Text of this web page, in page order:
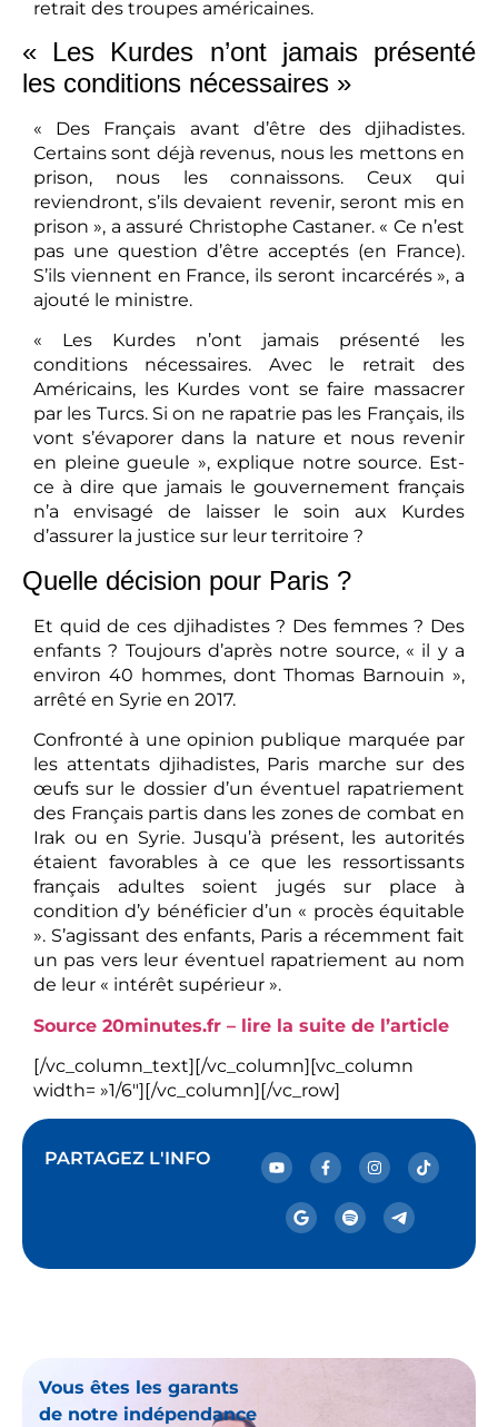
retrait des troupes américaines.
« Les Kurdes n’ont jamais présenté
les conditions nécessaires »
« Des Français avant d’être des djihadistes.
Certains sont déjà revenus, nous les mettons en
prison, nous les connaissons. Ceux qui
reviendront, s’ils devaient revenir, seront mis en
prison », a assuré Christophe Castaner. « Ce n’est
pas une question d’être acceptés (en France).
S’ils viennent en France, ils seront incarcérés », a
ajouté le ministre.
« Les Kurdes n’ont jamais présenté les
conditions nécessaires. Avec le retrait des
Américains, les Kurdes vont se faire massacrer
par les Turcs. Si on ne rapatrie pas les Français, ils
vont s’évaporer dans la nature et nous revenir
en pleine gueule », explique notre source. Est-
ce à dire que jamais le gouvernement français
n’a envisagé de laisser le soin aux Kurdes
d’assurer la justice sur leur territoire ?
Quelle décision pour Paris ?
Et quid de ces djihadistes ? Des femmes ? Des
enfants ? Toujours d’après notre source, « il y a
environ 40 hommes, dont Thomas Barnouin »,
arrêté en Syrie en 2017.
Confronté à une opinion publique marquée par
les attentats djihadistes, Paris marche sur des
œufs sur le dossier d’un éventuel rapatriement
des Français partis dans les zones de combat en
Irak ou en Syrie. Jusqu’à présent, les autorités
étaient favorables à ce que les ressortissants
français adultes soient jugés sur place à
condition d’y bénéficier d’un « procès équitable
». S’agissant des enfants, Paris a récemment fait
un pas vers leur éventuel rapatriement au nom
de leur « intérêt supérieur ».
Source 20minutes.fr – lire la suite de l’article
[/vc_column_text][/vc_column][vc_column
width= »1/6″][/vc_column][/vc_row]
PARTAGEZ L'INFO
Vous êtes les garants
de notre indépendance